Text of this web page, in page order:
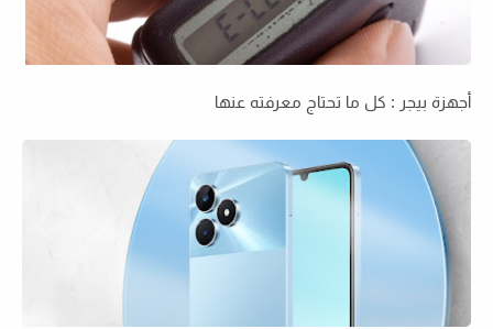
أجهزة بيجر : كل ما تحتاج معرفته عنها